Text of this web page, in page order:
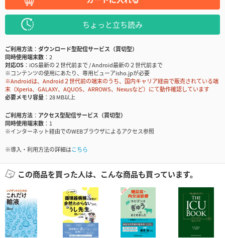
ちょっと立ち読み
ご利用方法
ダウンロード型配信サービス（買切型）
同時使用端末数
2
対応OS
iOS最新の２世代前まで / Android最新の２世代前まで
※コンテンツの使用にあたり、専用ビューアisho.jpが必要
※Androidは、Android２世代前の端末のうち、国内キャリア経由で販売されている端
末（Xperia、GALAXY、AQUOS、ARROWS、Nexusなど）にて動作確認しています
必要メモリ容量
28 MB以上
ご利用方法
アクセス型配信サービス（買切型）
同時使用端末数
1
※インターネット経由でのWEBブラウザによるアクセス参照
※導入・利用方法の詳細はこちら
この商品を買った人は、こんな商品も買っています。